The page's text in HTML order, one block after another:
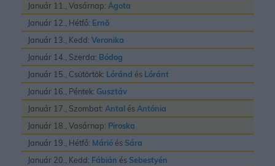
Január 11., Vasárnap: Ágota
Január 12., Hétfő: Ernõ
Január 13., Kedd: Veronika
Január 14., Szerda: Bódog
Január 15., Csütörtök: Lóránd és Lóránt
Január 16., Péntek: Gusztáv
Január 17., Szombat: Antal ésAntónia
Január 18., Vasárnap: Piroska
Január 19., Hétfő: Márió és Sára
Január 20., Kedd: Fábián és Sebestyén